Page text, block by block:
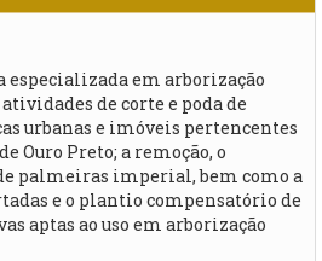
especializada em arborização
de corte e poda de
urbanas e imóveis pertencentes
Ouro Preto; a remoção, o
palmeiras imperial, bem como a
e o plantio compensatório de
aptas ao uso em arborização